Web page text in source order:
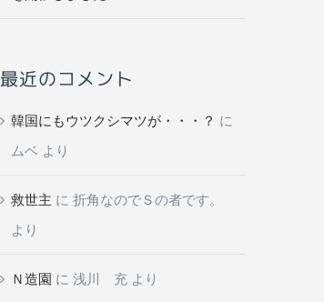
最近のコメント
韓国にもウツクシマツが・・・？ に
ムベ より
救世主 に 折角なのでＳの者です。
より
Ｎ造園 に 浅川 充より